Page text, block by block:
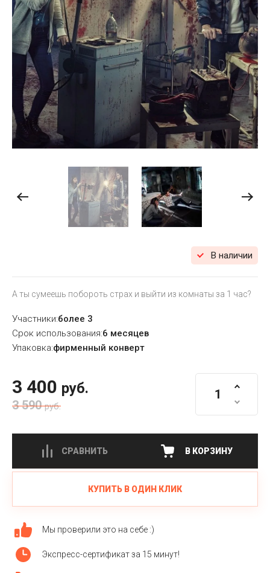
В наличии
А ты сумеешь побороть страх и выйти из комнаты за 1 час?
Участники:более 3
Срок использования:6 месяцев
Упаковка:фирменный конверт
3 400 руб.
3 590 руб.
СРАВНИТЬ В КОРЗИНУ
КУПИТЬ В ОДИН КЛИК
Мы проверили это на себе :)
Экспресс-сертификат за 15 минут!